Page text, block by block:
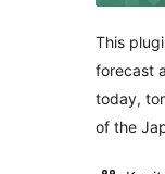
This
forecast
today,
of the